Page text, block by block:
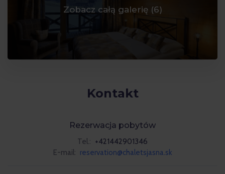
Zobacz całą galerię (6)
Kontakt
Rezerwacja pobytów
Tel.: +421442901346
E-mail: reservation@chaletsjasna.sk